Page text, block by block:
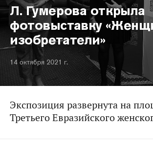
Л. Гумерова открыла
фотовыставку
изобретатели»
14 октября 2021 г.
Экспозиция развернута на
Третьего Евразийского